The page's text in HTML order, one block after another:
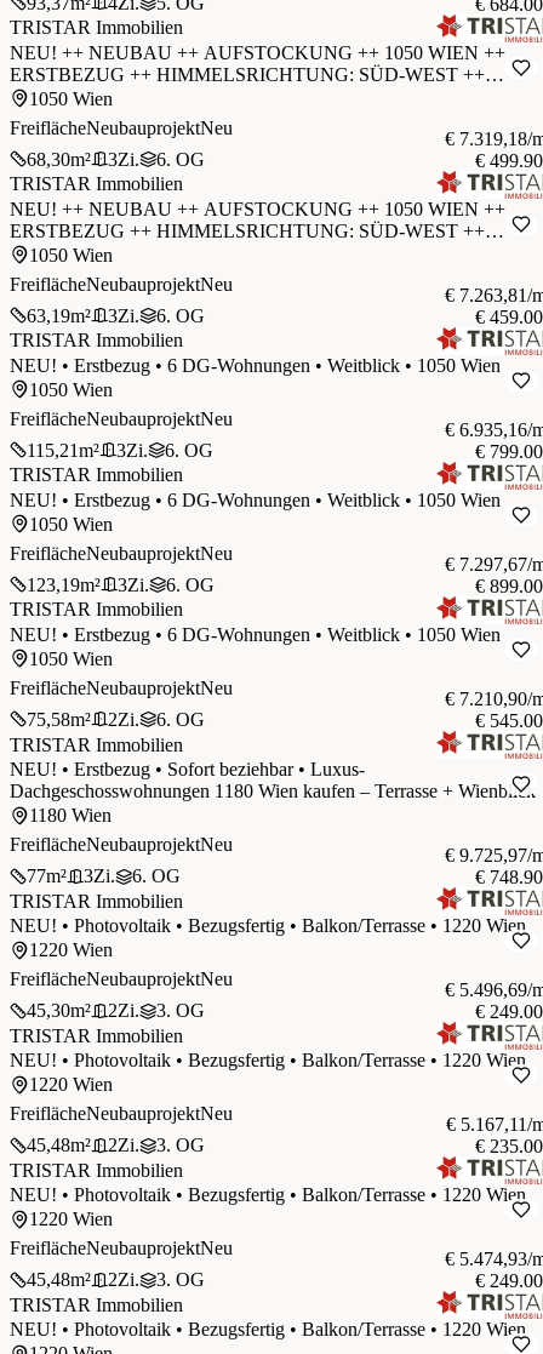
TRISTAR Immobilien
NEU! ++ NEUBAU ++ AUFSTOCKUNG ++ 1050 WIEN ++
ERSTBEZUG ++ HIMMELSRICHTUNG: SÜD-WEST ++
BARRIEREFREI ++ 8-PERSONEN-AUFZUG ++
1050 Wien
FreiflächeNeubauprojektNeu
68,30m² 3Zi. 6. OG
€ 7.319,18/
€
TRISTAR Immobilien
NEU! ++ NEUBAU ++ AUFSTOCKUNG ++ 1050 WIEN ++
ERSTBEZUG ++ HIMMELSRICHTUNG: SÜD-WEST ++
BARRIEREFREI ++ 8-PERSONEN-AUFZUG ++
1050 Wien
FreiflächeNeubauprojektNeu
63,19m² 3Zi. 6. OG
€ 7.263,81/
€
TRISTAR Immobilien
NEU! • Erstbezug • 6 DG-Wohnungen • Weitblick • 1050 Wien
1050 Wien
FreiflächeNeubauprojektNeu
115,21m² 3Zi. 6. OG
€ 6.935,16/
€
TRISTAR Immobilien
NEU! • Erstbezug • 6 DG-Wohnungen • Weitblick • 1050 Wien
1050 Wien
FreiflächeNeubauprojektNeu
123,19m² 3Zi. 6. OG
€ 7.297,67/
€
TRISTAR Immobilien
NEU! • Erstbezug • 6 DG-Wohnungen • Weitblick • 1050 Wien
1050 Wien
FreiflächeNeubauprojektNeu
75,58m² 2Zi. 6. OG
€ 7.210,90/
€
TRISTAR Immobilien
NEU! • Erstbezug • Sofort beziehbar • Luxus-
Dachgeschosswohnungen 1180 Wien kaufen – Terrasse + Wienblick
1180 Wien
FreiflächeNeubauprojektNeu
77m² 3Zi. 6. OG
€ 9.725,97/
€
TRISTAR Immobilien
NEU! • Photovoltaik • Bezugsfertig • Balkon/Terrasse • 1220 Wien
1220 Wien
FreiflächeNeubauprojektNeu
45,30m² 2Zi. 3. OG
€ 5.496,69/
€
TRISTAR Immobilien
NEU! • Photovoltaik • Bezugsfertig • Balkon/Terrasse • 1220 Wien
1220 Wien
FreiflächeNeubauprojektNeu
45,48m² 2Zi. 3. OG
€ 5.167,11/
€
TRISTAR Immobilien
NEU! • Photovoltaik • Bezugsfertig • Balkon/Terrasse • 1220 Wien
1220 Wien
FreiflächeNeubauprojektNeu
45,48m² 2Zi. 3. OG
€ 5.474,93/
€
TRISTAR Immobilien
NEU! • Photovoltaik • Bezugsfertig • Balkon/Terrasse • 1220 Wien